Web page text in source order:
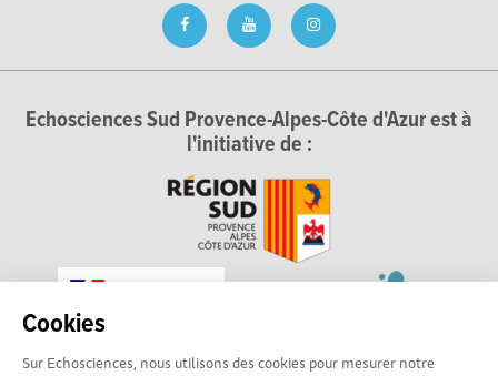
Cookies
Sur Echosciences, nous utilisons des cookies pour mesurer notre
Echosciences Sud Provence-Alpes-Côte d'Azur est à
l'initiative de :